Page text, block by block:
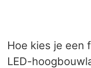
Hoe kies je een
LED-